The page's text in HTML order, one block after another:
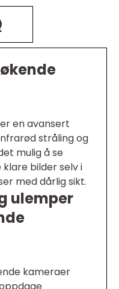
en avansert
stråling og
mulig å se
bilder selv i
med dårlig sikt.
ulemper
kameraer